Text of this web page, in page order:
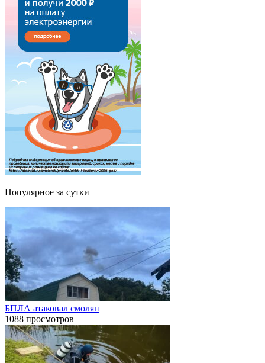
Популярное за сутки
БПЛА атаковал смолян
1088 просмотров